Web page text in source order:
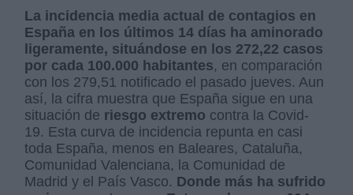
La incidencia media actual de contagios en
España en los últimos 14 días ha aminorado
ligeramente, situándose en los 272,22 casos
por cada 100.000 habitantes, en comparación
con los 279,51 notificado el pasado jueves. Aun
así, la cifra muestra que España sigue en una
situación de riesgo extremo contra la Covid-
19. Esta curva de incidencia repunta en casi
toda España, menos en Baleares, Cataluña,
Comunidad Valenciana, la Comunidad de
Madrid y el País Vasco. Donde más ha sufrido